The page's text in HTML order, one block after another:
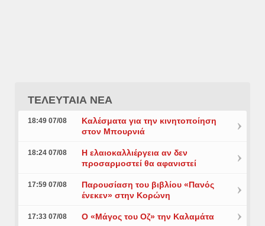
ΤΕΛΕΥΤΑΙΑ ΝΕΑ
18:49 07/08
Καλέσματα για την κινητοποίηση
στον Μπουρνιά
18:24 07/08
Η ελαιοκαλλιέργεια αν δεν
προσαρμοστεί θα αφανιστεί
17:59 07/08
Παρουσίαση του βιβλίου «Πανός
ένεκεν» στην Κορώνη
17:33 07/08 Ο «Μάγος του Οζ» την Καλαμάτα